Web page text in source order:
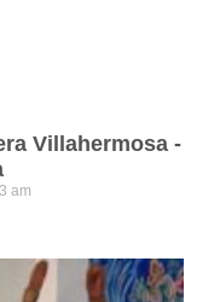
Villahermosa -
am